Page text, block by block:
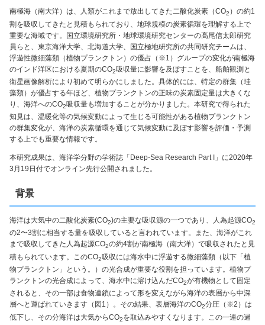
南極海（南大洋）は、人類がこれまで放出してきた二酸化炭素（CO2 ）の約1
割を吸収してきたと見積もられており、地球規模の炭素循環を理解する上で
重要な海域です。国立環境研究所・地球環境研究センターの髙尾信太郎研究
員らと、東京海洋大学、北海道大学、国立極地研究所の共同研究チームは、
浮遊性微細藻類（植物プランクトン）の優占（※1）グループの変化が南極海
のインド洋区における夏期のCO2吸収量に影響を及ぼすことを、船舶観測と
衛星画像解析により初めて明らかにしました。具体的には、特定の群集（珪
藻類）が優占する年ほど、植物プランクトンの正味の炭素固定量は大きくな
り、海洋へのCO2吸収量も増加することが分かりました。本研究で得られた
知見は、温暖化等の気候変動によって生じる可能性がある植物プランクトン
の群集変化が、海洋の炭素循環を通じて気候変動に及ぼす影響を評価・予測
する上でも重要な情報です。
本研究成果は、海洋学分野の学術誌「Deep-Sea Research Part I」に2020年
3月19日付でオンライン先行公開されました。
背景
海洋は大気中の二酸化炭素(CO2)の主要な吸収源の一つであり、人為起源CO2
の2〜3割に相当する量を吸収していると言われています。また、海洋がこれ
まで吸収してきた人為起源CO2の約4割が南極海（南大洋）で吸収されたと見
積もられています。このCO2吸収には海水中に浮遊する微細藻類（以下「植
物プランクトン」という。）の光合成が重要な役割を担っています。植物プ
ランクトンの光合成によって、海水中に溶け込んだCO2が有機物として固定
されると、その一部は食物連鎖によって形を変えながら海洋の表層から中深
層へと運ばれていきます（図1）。その結果、表層海洋のCO2分圧（※2）は
低下し、その分海洋は大気からCO2を取込みやすくなります。この一連の過